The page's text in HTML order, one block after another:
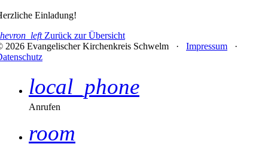
Einladung!
Zurück zur Übersicht
2026 Evangelischer Kirchenkreis Schwelm · Impressum ·
local_phone
Anrufen
room